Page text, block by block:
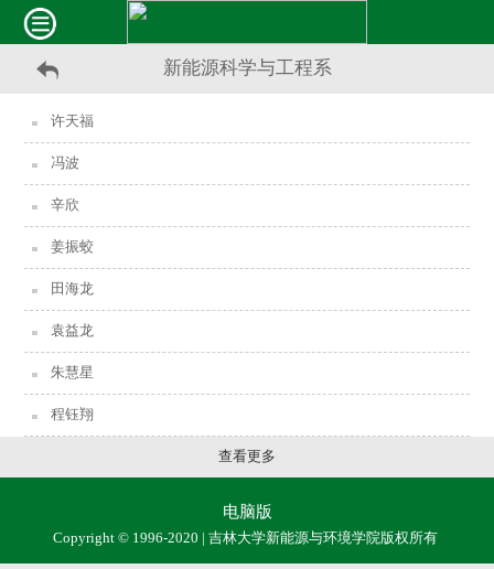
新能源科学与工程系
许天福
冯波
辛欣
姜振蛟
田海龙
袁益龙
朱慧星
程钰翔
查看更多
电脑版
Copyright © 1996-2020 | 吉林大学新能源与环境学院版权所有